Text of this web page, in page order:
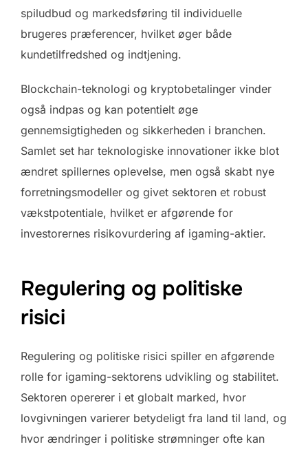
spiludbud og markedsføring til individuelle
brugeres præferencer, hvilket øger både
kundetilfredshed og indtjening.
Blockchain-teknologi og kryptobetalinger vinder
også indpas og kan potentielt øge
gennemsigtigheden og sikkerheden i branchen.
Samlet set har teknologiske innovationer ikke blot
ændret spillernes oplevelse, men også skabt nye
forretningsmodeller og givet sektoren et robust
vækstpotentiale, hvilket er afgørende for
investorernes risikovurdering af igaming-aktier.
Regulering og politiske
risici
Regulering og politiske risici spiller en afgørende
rolle for igaming-sektorens udvikling og stabilitet.
Sektoren opererer i et globalt marked, hvor
lovgivningen varierer betydeligt fra land til land, og
hvor ændringer i politiske strømninger ofte kan